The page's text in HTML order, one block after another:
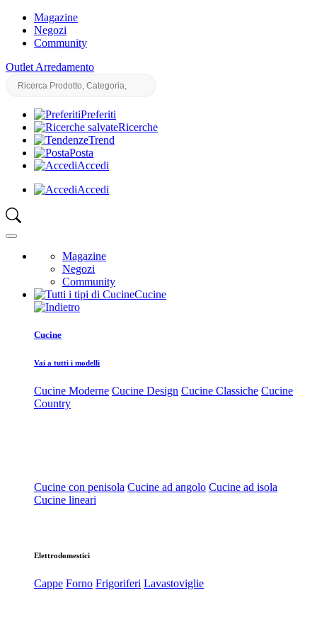
Magazine
Negozi
Community
Outlet Arredamento
Preferiti
Ricerche
Trend
Posta
Accedi
Accedi
Magazine
Negozi
Community
Cucine
Cucine
Vai a tutti i modelli
Cucine Moderne Cucine Design Cucine Classiche Cucine
Country
Cucine con penisola Cucine ad angolo Cucine ad isola
Cucine lineari
Elettrodomestici
Cappe Forno Frigoriferi Lavastoviglie